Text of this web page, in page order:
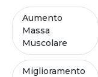
Aumento
Massa
Muscolare
Miglioramento